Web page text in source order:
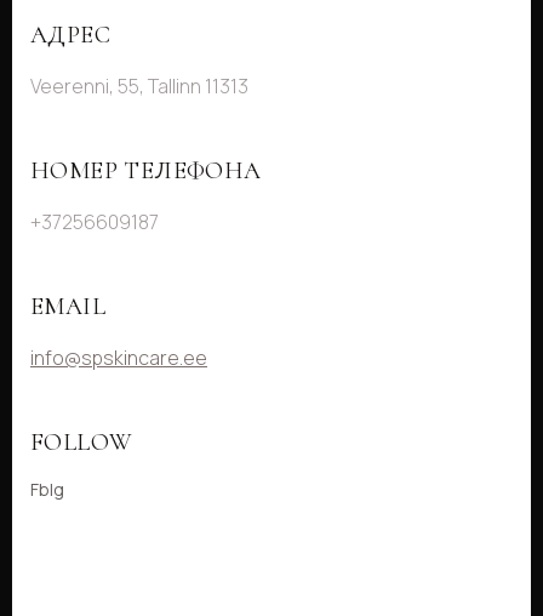
АДРЕС
Veerenni, 55, Tallinn 11313
НОМЕР ТЕЛЕФОНА
+37256609187
EMAIL
info@spskincare.ee
FOLLOW
FbIg